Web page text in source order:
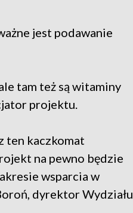
jest podawanie
tam też są witaminy
projektu.
ten kaczkomat
na pewno będzie
wsparcia w
dyrektor Wydziału